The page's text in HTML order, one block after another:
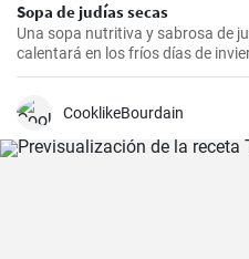
Sopa de judías secas
Una sopa nutritiva y sabrosa de
calentará en los fríos días de
también tiene patatas,
CooklikeBourdain